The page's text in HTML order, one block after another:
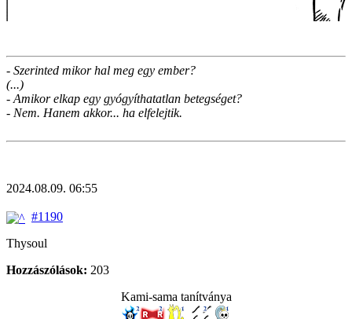
- Szerinted mikor hal meg egy ember?
(...)
- Amikor elkap egy gyógyíthatatlan betegséget?
- Nem. Hanem akkor... ha elfelejtik.
2024.08.09. 06:55
#1190
Thysoul
Hozzászólások: 203
Kami-sama tanítványa